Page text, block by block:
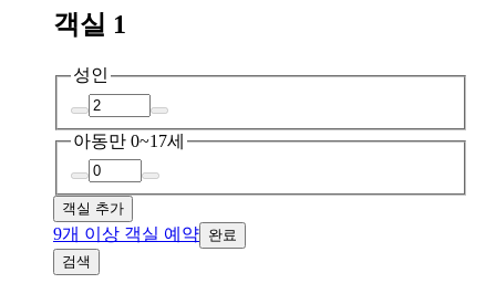
객실 1
성인
아동만 0~17세
객실 추가
9개 이상 객실 예약 완료
검색